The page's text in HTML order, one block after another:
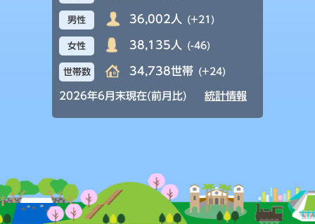
男性 36,002人 (+21)
女性 38,135人 (-46)
世帯数 34,738世帯 (+24)
2026年6月末現在(前月比) 統計情報